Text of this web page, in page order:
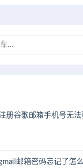
册谷歌邮箱手机号无
邮箱密码忘记了怎么